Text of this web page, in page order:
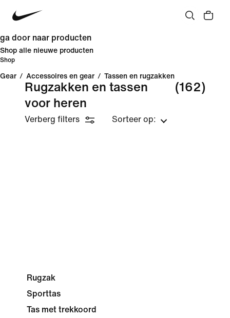
ga door naar producten
Shop alle nieuwe producten
Shop
Gear / Accessoires en gear / Tassen en rugzakken
Rugzakken en tassen
voor heren
(162)
Verberg filters Sorteer op:
Rugzak
Sporttas
Tas met trekkoord